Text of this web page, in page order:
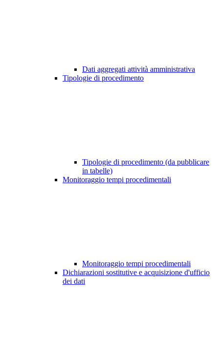
Dati aggregati attività amministrativa
Tipologie di procedimento
Tipologie di procedimento (da pubblicare
in tabelle)
Monitoraggio tempi procedimentali
Monitoraggio tempi procedimentali
Dichiarazioni sostitutive e acquisizione d'ufficio
dei dati